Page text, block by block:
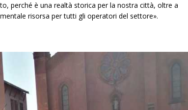
perché è una realtà storica per la nostra città, oltre a
risorsa per tutti gli operatori del settore».